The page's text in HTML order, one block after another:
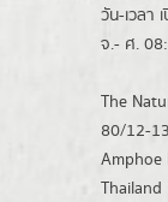
วัน-เวลา
จ.- ศ.
The
80/12-
Amphoe
Thailand